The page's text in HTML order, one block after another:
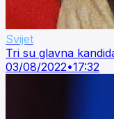
Svijet
Tri su glavna
03/08/2022•17:32